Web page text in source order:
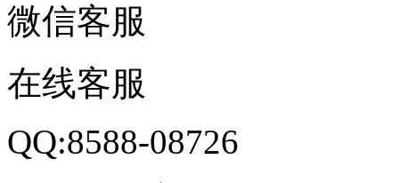
微信客服
在线客服
QQ:8588-08726